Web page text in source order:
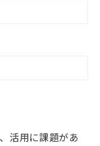
活用に課題があ